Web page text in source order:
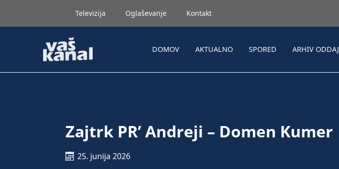
Televizija Oglaševanje Kontakt
DOMOV AKTUALNO SPORED ARHIV ODDAJ
Zajtrk PR’ Andreji – Domen Kumer
25. junija 2026